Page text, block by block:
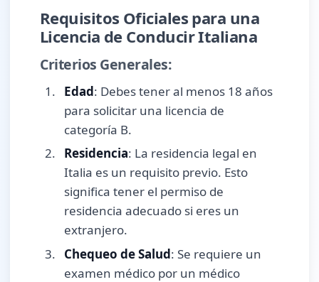
Requisitos Oficiales para una
Licencia de Conducir Italiana
Criterios Generales:
Edad: Debes tener al menos 18 años
para solicitar una licencia de
categoría B.
Residencia: La residencia legal en
Italia es un requisito previo. Esto
significa tener el permiso de
residencia adecuado si eres un
extranjero.
Chequeo de Salud: Se requiere un
examen médico por un médico